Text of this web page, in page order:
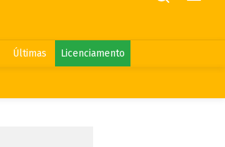
Últimas Licenciamento